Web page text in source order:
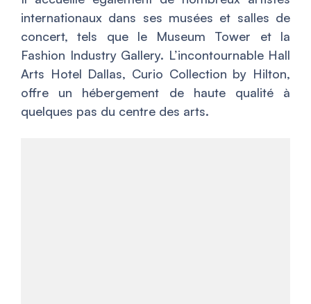
internationaux dans ses musées et salles de
concert, tels que le Museum Tower et la
Fashion Industry Gallery. L’incontournable Hall
Arts Hotel Dallas, Curio Collection by Hilton,
offre un hébergement de haute qualité à
quelques pas du centre des arts.